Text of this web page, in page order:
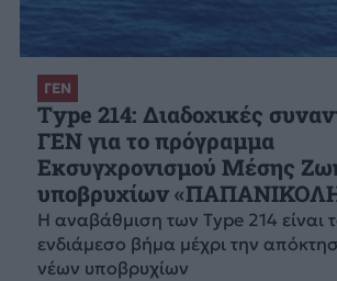
ΓΕΝ
Type 214: Διαδοχικές
ΓΕΝ για το πρόγραμμα
Εκσυγχρονισμού Μέσης
υποβρυχίων
Η αναβάθμιση των Type 214 είναι
ενδιάμεσο βήμα μέχρι την
νέων υποβρυχίων